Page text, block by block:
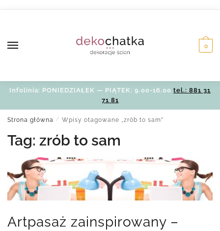
0
Infolinia: PONIEDZIAŁEK — PIĄTEK: 9.00-16.00 tel.: 881 31
71 81
Strona główna / Wpisy otagowane „zrób to sam”
Tag: zrób to sam
Artpasaż zainspirowany –